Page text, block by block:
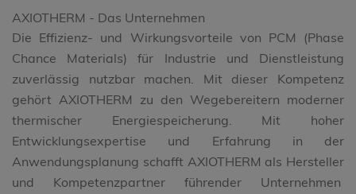
AXIOTHERM - Das Unternehmen
Die Effizienz- und Wirkungsvorteile von PCM (Phase
Chance Materials) für Industrie und Dienstleistung
zuverlässig nutzbar machen. Mit dieser Kompetenz
gehört AXIOTHERM zu den Wegebereitern moderner
thermischer Energiespeicherung. Mit hoher
Entwicklungsexpertise und Erfahrung in der
Anwendungsplanung schafft AXIOTHERM als Hersteller
und Kompetenzpartner führender Unternehmen